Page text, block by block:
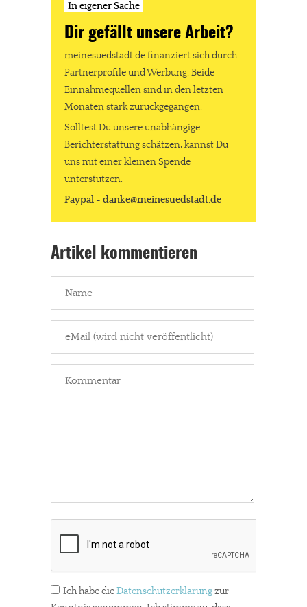
In eigener Sache
Dir gefällt unsere Arbeit?
meinesuedstadt.de finanziert sich durch
Partnerprofile und Werbung. Beide
Einnahmequellen sind in den letzten
Monaten stark zurückgegangen.
Solltest Du unsere unabhängige
Berichterstattung schätzen, kannst Du
uns mit einer kleinen Spende
unterstützen.
Paypal - danke@meinesuedstadt.de
Artikel kommentieren
Ich habe dieDatenschutzerklärungzur